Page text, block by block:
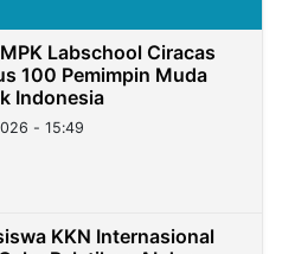
Labschool Ciracas
100 Pemimpin Muda
Indonesia
- 15:49
KKN Internasional